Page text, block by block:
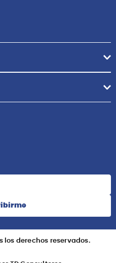
los derechos reservados.